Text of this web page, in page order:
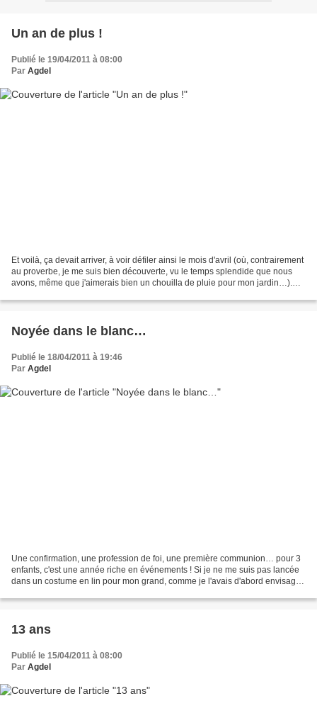
Un an de plus !
Publié le 19/04/2011 à 08:00
Par Agdel
Et voilà, ça devait arriver, à voir défiler ainsi le mois d'avril (où, contrairement
au proverbe, je me suis bien découverte, vu le temps splendide que nous
avons, même que j'aimerais bien un chouilla de pluie pour mon jardin…).
Noyée dans le blanc…
Publié le 18/04/2011 à 19:46
Par Agdel
Une confirmation, une profession de foi, une première communion… pour 3
enfants, c'est une année riche en événements ! Si je ne me suis pas lancée
dans un costume en lin pour mon grand, comme je l'avais d'abord envisagé
13 ans
Publié le 15/04/2011 à 08:00
Par Agdel